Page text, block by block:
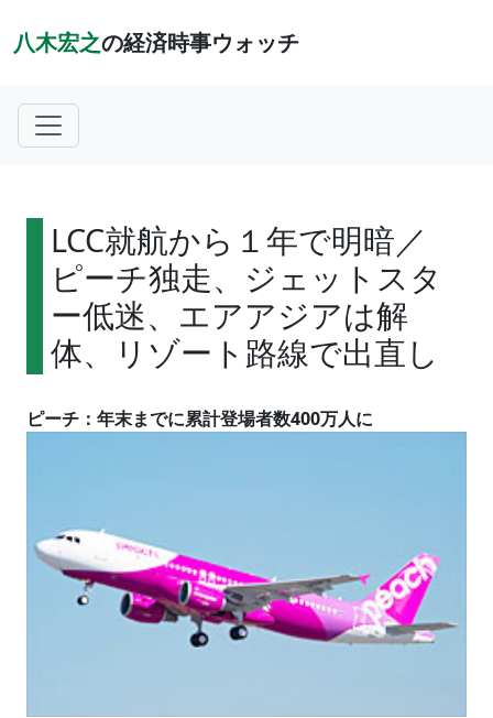
八木宏之の経済時事ウォッチ
LCC就航から１年で明暗／
ピーチ独走、ジェットスタ
ー低迷、エアアジアは解
体、リゾート路線で出直し
ピーチ：年末までに累計登場者数400万人に